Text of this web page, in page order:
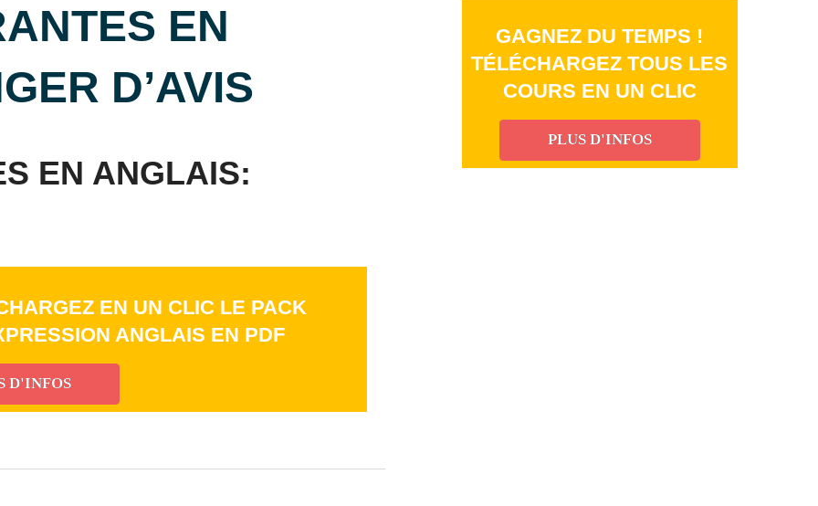
EN
D’AVIS
EN ANGLAIS:
EN UN CLIC LE PACK
ANGLAIS EN PDF
D'INFOS
GAGNEZ DU TEMPS !
TÉLÉCHARGEZ TOUS LES
COURS EN UN CLIC
PLUS D'INFOS